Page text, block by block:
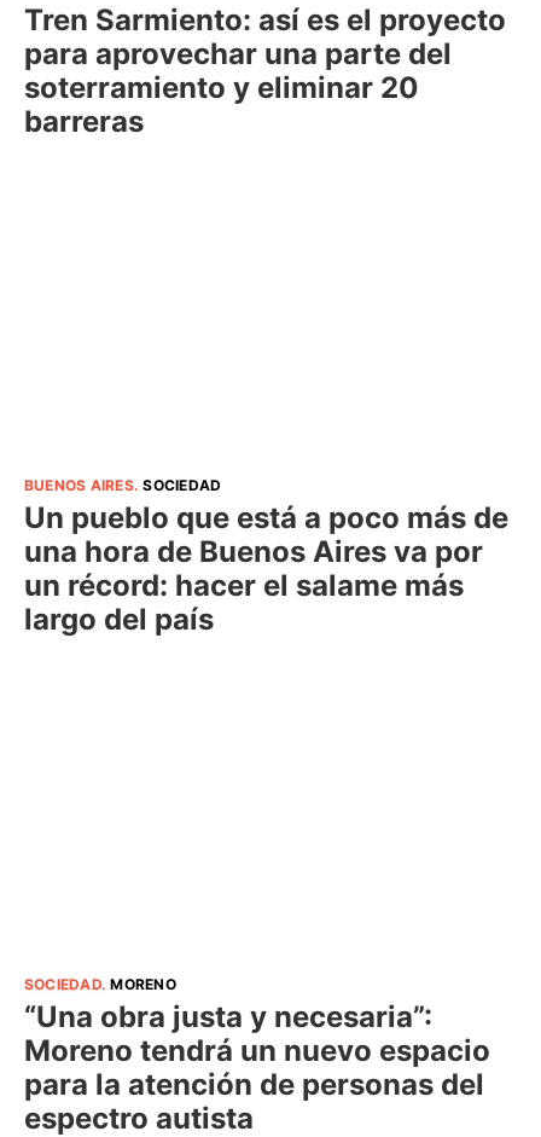
Tren Sarmiento: así es el proyecto
para aprovechar una parte del
soterramiento y eliminar 20
barreras
BUENOS AIRES.SOCIEDAD
Un pueblo que está a poco más de
una hora de Buenos Aires va por
un récord: hacer el salame más
largo del país
SOCIEDAD.MORENO
“Una obra justa y necesaria”:
Moreno tendrá un nuevo espacio
para la atención de personas del
espectro autista